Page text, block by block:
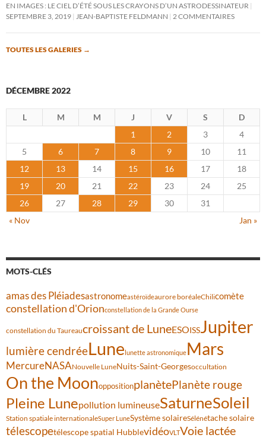
EN IMAGES : LE CIEL D’ÉTÉ SOUS LES CRAYONS D’UN ASTRODESSINATEUR
SEPTEMBRE 3, 2019
JEAN-BAPTISTE FELDMANN 2 COMMENTAIRES
TOUTES LES GALERIES →
DÉCEMBRE 2022
L M M J V S
D
1
2 3
4
5
6 7 8 9 10
11
12
13 14 15 16 17
18
19
20 21 22 23 24
25
26
27 28 29 30
31
« Nov
Jan »
MOTS-CLÉS
amas des Pléiadesastronomeastéroïdeaurore boréaleChilicomète
constellation d'Orionconstellation de la Grande Ourse
constellation du Taureaucroissant de LuneESOISSJupiter
lumière cendréeLunelunette astronomiqueMars
MercureNASANouvelle LuneNuits-Saint-Georgesoccultation
On the MoonoppositionplanètePlanète rouge
Pleine Lunepollution lumineuseSaturneSoleil
Station spatiale internationaleSuper LuneSystème solaireSélénétache solaire
télescopetélescope spatial HubblevidéoVLTVoie lactée